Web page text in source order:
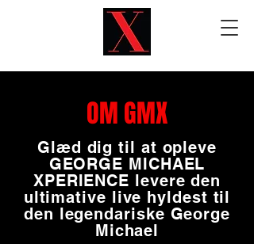
OM GMX
Glæd dig til at opleve
GEORGE MICHAEL
XPERIENCE levere den
ultimative live hyldest til
den legendariske George
Michael